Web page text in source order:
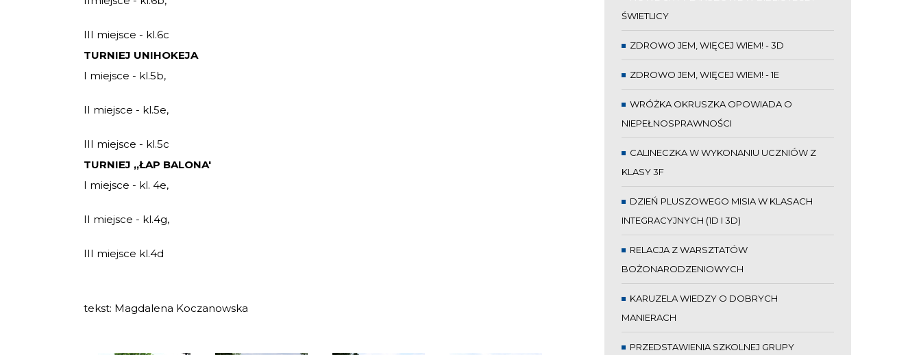
III miejsce - kl.6c
TURNIEJ UNIHOKEJA
I miejsce - kl.5b,
II miejsce - kl.5e,
III miejsce - kl.5c
TURNIEJ ,,ŁAP BALONA'
I miejsce - kl. 4e,
II miejsce - kl.4g,
III miejsce kl.4d
tekst: Magdalena Koczanowska
ŚWIETLICY
ZDROWO JEM, WIĘCEJ WIEM! - 3D
ZDROWO JEM, WIĘCEJ WIEM! - 1E
WRÓŻKA OKRUSZKA OPOWIADA O
NIEPEŁNOSPRAWNOŚCI
CALINECZKA W WYKONANIU UCZNIÓW Z
KLASY 3F
DZIEŃ PLUSZOWEGO MISIA W KLASACH
INTEGRACYJNYCH (1D I 3D)
RELACJA Z WARSZTATÓW
BOŻONARODZENIOWYCH
KARUZELA WIEDZY O DOBRYCH
MANIERACH
PRZEDSTAWIENIA SZKOLNEJ GRUPY